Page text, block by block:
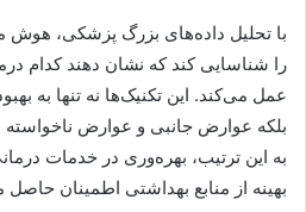
با تحلیل داده‌های بزرگ پزشکی، هوش
را شناسایی کند که نشان دهند کدام
عمل می‌کند. این تکنیک‌ها نه تنها به
بلکه عوارض جانبی و عوارض ناخواسته
به این ترتیب، بهره‌وری در خدمات
بهینه از منابع بهداشتی اطمینان